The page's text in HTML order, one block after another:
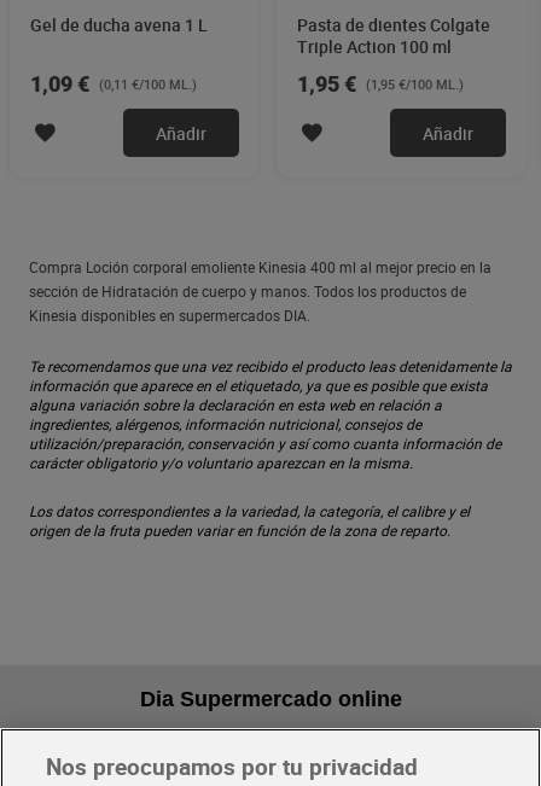
Gel de ducha avena 1 L
1,09 € (0,11 €/100 ML.)
Añadir
Pasta de dientes Colgate
Triple Action 100 ml
1,95 € (1,95 €/100 ML.)
Añadir
Compra Loción corporal emoliente Kinesia 400 ml al mejor precio en la
sección de Hidratación de cuerpo y manos. Todos los productos de
Kinesia disponibles en supermercados DIA.
Te recomendamos que una vez recibido el producto leas detenidamente la
información que aparece en el etiquetado, ya que es posible que exista
alguna variación sobre la declaración en esta web en relación a
ingredientes, alérgenos, información nutricional, consejos de
utilización/preparación, conservación y así como cuanta información de
carácter obligatorio y/o voluntario aparezcan en la misma.
Los datos correspondientes a la variedad, la categoría, el calibre y el
origen de la fruta pueden variar en función de la zona de reparto.
Dia Supermercado online
Pide hoy, recibe hoy
Nos preocupamos por tu privacidad